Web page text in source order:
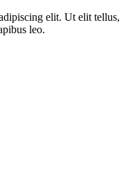
elit. Ut elit tellus,
leo.